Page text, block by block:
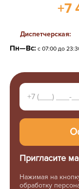
+7
Диспетчерская:
Пн—Вс: с 07:00 до
Пригласите
Нажимая на
обработку